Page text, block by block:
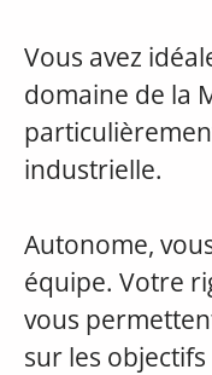
Vous avez
domaine de la
industrielle.
Autonome,
équipe. Votre
vous
sur les